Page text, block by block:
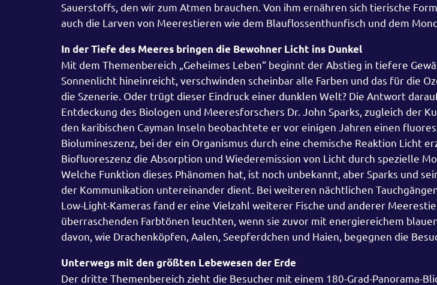
Sauerstoffs, den wir zum Atmen brauchen. Von ihm ernähren sich tierische
auch die Larven von Meerestieren wie dem Blauflossenthunfisch und dem
In der Tiefe des Meeres bringen die Bewohner Licht ins Dunkel
Mit dem Themenbereich „Geheimes Leben“ beginnt der Abstieg in tiefere
Sonnenlicht hineinreicht, verschwinden scheinbar alle Farben und das für die
die Szenerie. Oder trügt dieser Eindruck einer dunklen Welt? Die Antwort
Entdeckung des Biologen und Meeresforschers Dr. John Sparks, zugleich der
den karibischen Cayman Inseln beobachtete er vor einigen Jahren einen
Biolumineszenz, bei der ein Organismus durch eine chemische Reaktion Licht
Biofluoreszenz die Absorption und Wiederemission von Licht durch spezielle
Welche Funktion dieses Phänomen hat, ist noch unbekannt, aber Sparks und
der Kommunikation untereinander dient. Bei weiteren nächtlichen
Low-Light-Kameras fand er eine Vielzahl weiterer Fische und anderer
überraschenden Farbtönen leuchten, wenn sie zuvor mit energiereichem
davon, wie Drachenköpfen, Aalen, Seepferdchen und Haien, begegnen die
Unterwegs mit den größten Lebewesen der Erde
Der dritte Themenbereich zieht die Besucher mit einem 180-Grad-Panorama-